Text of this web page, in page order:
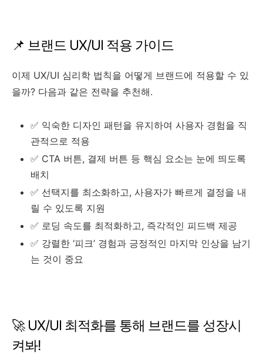
📌 브랜드 UX/UI 적용 가이드
이제 UX/UI 심리학 법칙을 어떻게 브랜드에 적용할 수 있
을까? 다음과 같은 전략을 추천해.
✅ 익숙한 디자인 패턴을 유지하여 사용자 경험을 직
관적으로 적용
✅ CTA 버튼, 결제 버튼 등 핵심 요소는 눈에 띄도록
배치
✅ 선택지를 최소화하고, 사용자가 빠르게 결정을 내
릴 수 있도록 지원
✅ 로딩 속도를 최적화하고, 즉각적인 피드백 제공
✅ 강렬한 ‘피크’ 경험과 긍정적인 마지막 인상을 남기
는 것이 중요
🚀 UX/UI 최적화를 통해 브랜드를 성장시
켜봐!